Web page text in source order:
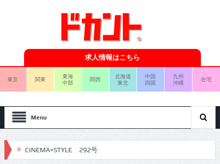
求人情報はこちら
東京 関東
東海
中部
関西
北海道
東北
中国
四国
九州
沖縄
在宅
Menu
CINEMA×STYLE 292号